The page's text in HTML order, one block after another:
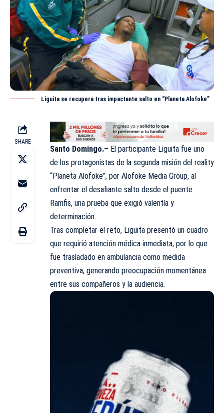
Liguita se recupera tras impactante salto en “Planeta Alofoke”
SHARE
Santo Domingo.– El participante Liguita fue uno
de los protagonistas de la segunda misión del reality
“Planeta Alofoke”, por Alofoke Media Group, al
enfrentar el desafiante salto desde el puente
Ramfis, una prueba que exigió valentía y
determinación.
Tras completar el reto, Liguita presentó un cuadro
que requirió atención médica inmediata, por lo que
fue trasladado en ambulancia como medida
preventiva, generando preocupación momentánea
entre sus compañeros y la audiencia.